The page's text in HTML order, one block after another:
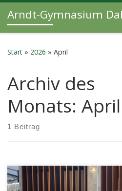
Zum Inhalt springen
Arndt-Gymnasium
Start » 2026 » April
Archiv des
Monats:
1 Beitrag